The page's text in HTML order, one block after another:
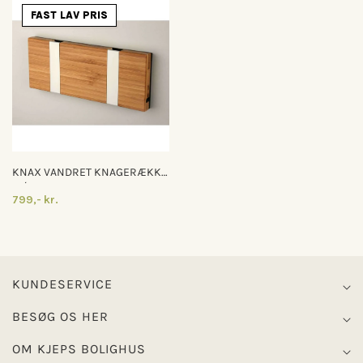
FAST LAV PRIS
KNAX VANDRET KNAGERÆKKE
M/2 KNAGER
799,- kr.
KUNDESERVICE
BESØG OS HER
OM KJEPS BOLIGHUS